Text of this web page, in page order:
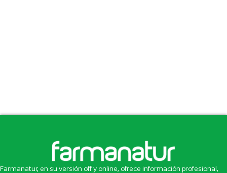
Farmanatur, en su versión off y online, ofrece información profesional,